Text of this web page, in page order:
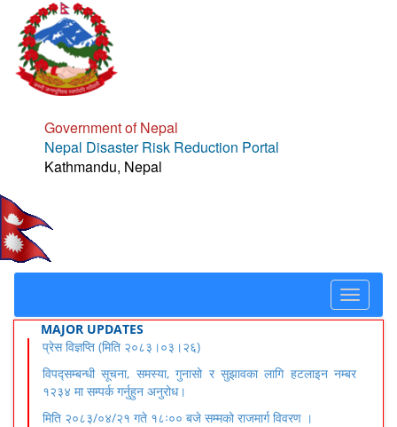
Government of Nepal
Nepal Disaster Risk Reduction Portal
Kathmandu, Nepal
Toggle
MAJOR UPDATES
प्रेस विज्ञप्ति (मिति २०८३।०३।२६)
विपद्सम्बन्धी सूचना, समस्या, गुनासो र सुझावका लागि हटलाइन नम्बर
१२३४ मा सम्पर्क गर्नुहुन अनुरोध।
मिति २०८३/०४/२१ गते १८ः०० बजे सम्मको राजमार्ग विवरण ।